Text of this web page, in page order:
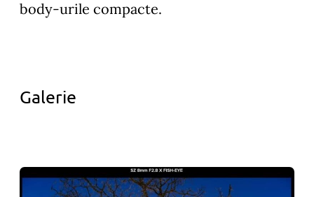
body-urile compacte.
Galerie